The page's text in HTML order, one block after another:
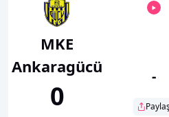
MKE
Ankaragücü
0
-